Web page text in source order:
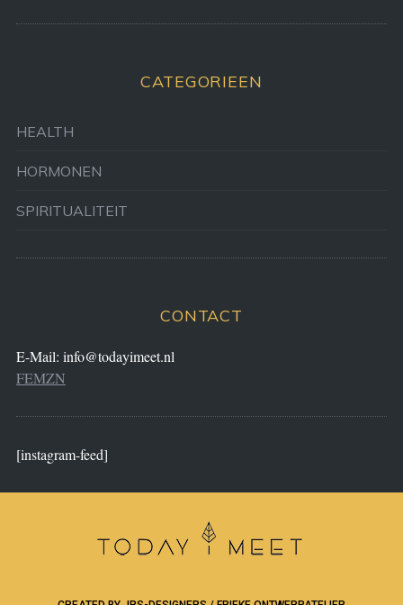
CATEGORIEEN
HEALTH
HORMONEN
SPIRITUALITEIT
CONTACT
E-Mail: info@todayimeet.nl
FEMZN
[instagram-feed]